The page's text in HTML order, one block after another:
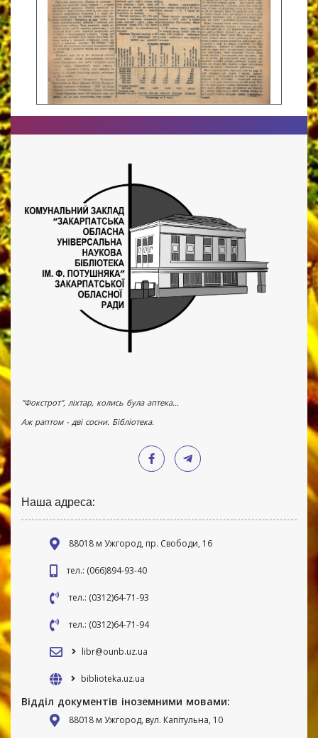
"Фокстрот", ліхтар, колись була аптека...
Аж раптом - дві сосни. Бібліотека.
Наша адреса:
88018 м Ужгород, пр. Свободи, 16
тел.: (066)894-93-40
тел.: (0312)64-71-93
тел.: (0312)64-71-94
libr@ounb.uz.ua
biblioteka.uz.ua
Відділ документів іноземними мовами:
88018 м Ужгород, вул. Капітульна, 10